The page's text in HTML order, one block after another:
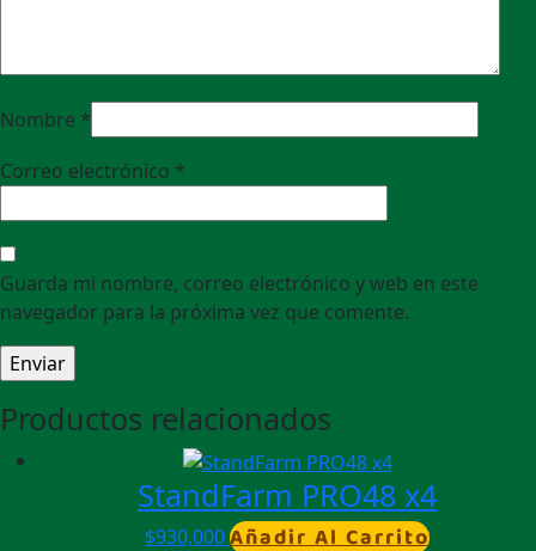
Nombre *
Correo electrónico *
Guarda mi nombre, correo electrónico y web en este
navegador para la próxima vez que comente.
Productos relacionados
StandFarm PRO48 x4
$930,000Añadir Al Carrito